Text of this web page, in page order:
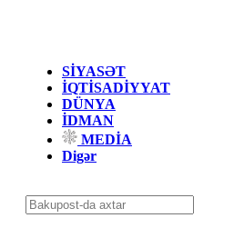
SİYASƏT
İQTİSADİYYAT
DÜNYA
İDMAN
MEDİA
Digər